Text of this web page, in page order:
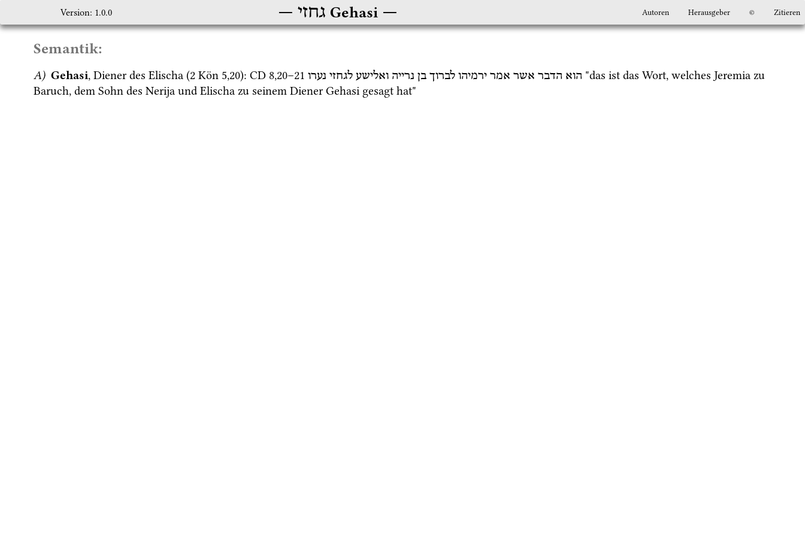
גחזי Gehasi
Version: 1.0.0 Autoren Herausgeber © Zitieren
Semantik:
A) Gehasi, Diener des Elischa (2 Kön 5,20): CD 8,20–21 הוא הדבר אשר אמר ירמיהו לברוך בן נרייה ואלישע לגחזי נערו
"das ist das Wort, welches Jeremia zu
Baruch, dem Sohn des Nerija und Elischa zu seinem Diener Gehasi gesagt hat"